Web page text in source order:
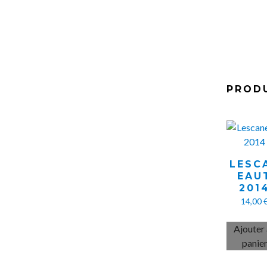
14,00
Ajouter
panier